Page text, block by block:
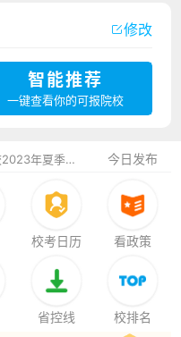
修改
智能推荐
一键查看你的可报院校
厦门大学嘉庚学院2023年艺术类招生简章
湛江幼儿师范专科学校2023年夏季高考招生简章
香港中文大学（深圳）2023年夏季高考招生简章
今日发布
校考日历 看政策
省控线 校排名